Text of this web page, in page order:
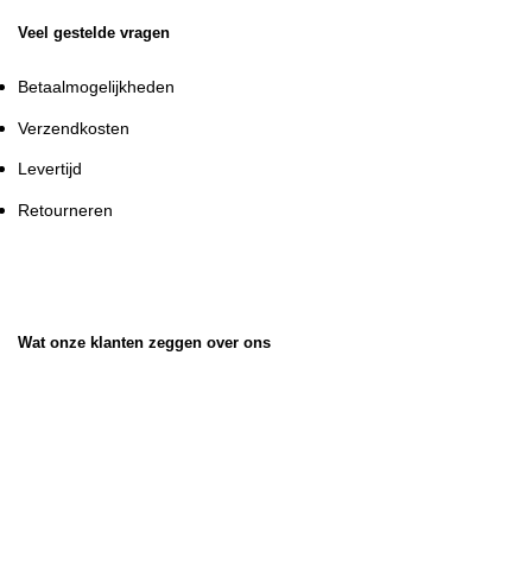
Veel gestelde vragen
Betaalmogelijkheden
Verzendkosten
Levertijd
Retourneren
Wat onze klanten zeggen over ons